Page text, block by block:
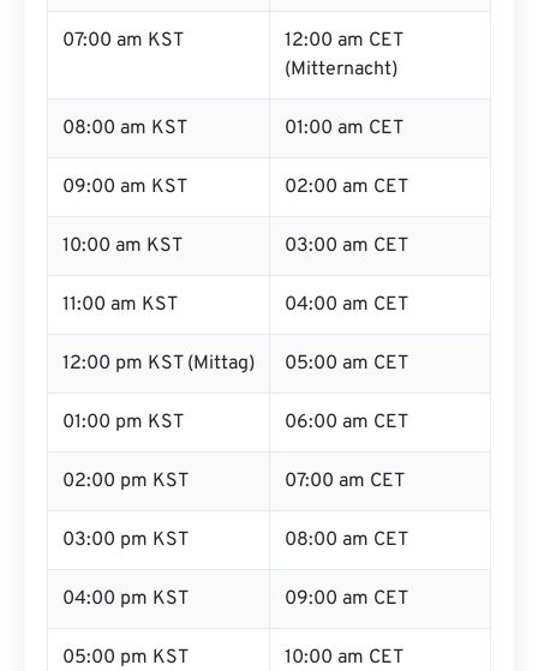
07:00 am KST
12:00 am CET
(Mitternacht)
08:00 am KST 01:00 am CET
09:00 am KST 02:00 am CET
10:00 am KST 03:00 am CET
11:00 am KST 04:00 am CET
12:00 pm KST (Mittag) 05:00 am CET
01:00 pm KST 06:00 am CET
02:00 pm KST 07:00 am CET
03:00 pm KST 08:00 am CET
04:00 pm KST 09:00 am CET
05:00 pm KST 10:00 am CET